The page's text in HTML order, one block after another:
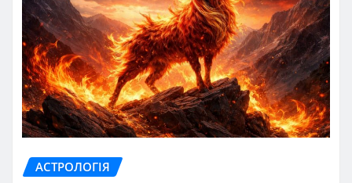
АСТРОЛОГІЯ